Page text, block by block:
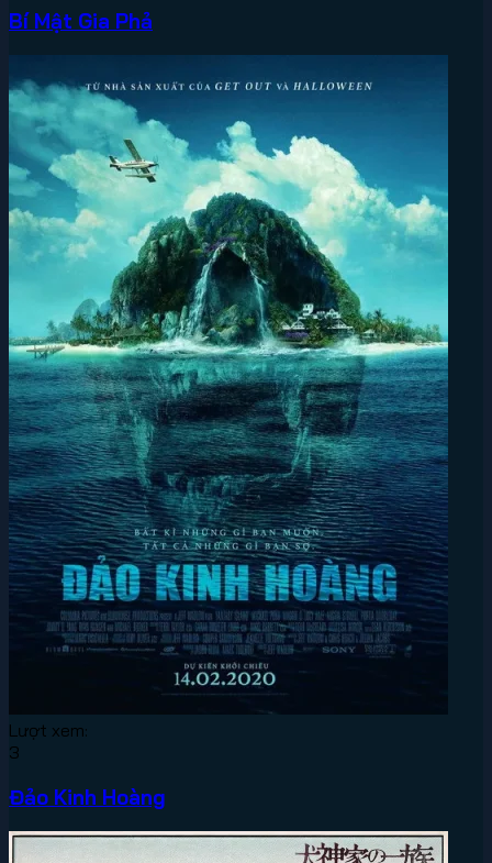
Bí Mật Gia Phả
Lượt xem:
3
Đảo Kinh Hoàng